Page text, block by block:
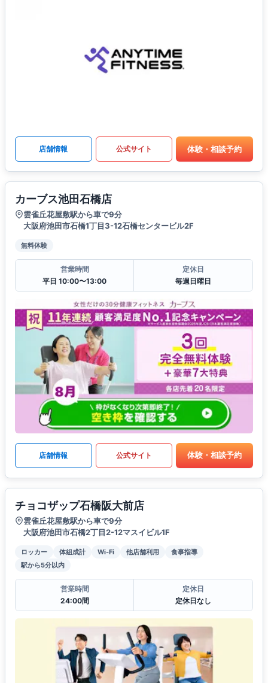
店舗情報 公式サイト 体験・相談予約
カーブス池田石橋店
雲雀丘花屋敷駅から車で9分
大阪府池田市石橋1丁目3-12石橋センタービル2F
無料体験
営業時間
平日 10:00〜13:00
定休日
毎週日曜日
店舗情報 公式サイト 体験・相談予約
チョコザップ石橋阪大前店
雲雀丘花屋敷駅から車で9分
大阪府池田市石橋2丁目2-12マスイビル1F
ロッカー 体組成計 Wi-Fi 他店舗利用
食事指導
駅から5分以内
営業時間
24:00間
定休日
定休日なし